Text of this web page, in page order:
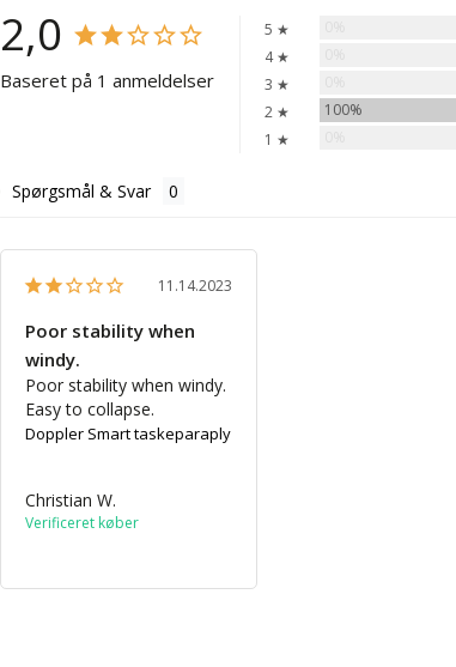
2,0
Baseret på 1 anmeldelser
5 ★
4 ★
3 ★
2 ★
100%
1 ★
Spørgsmål & Svar
11.14.2023
Poor stability when
windy.
Poor stability when windy.
Easy to collapse.
Doppler Smart taskeparaply
Christian W.